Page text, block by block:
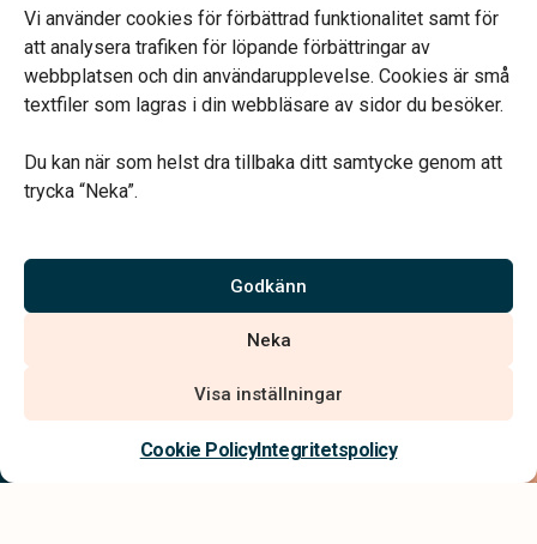
Vi använder cookies för förbättrad funktionalitet samt för
att analysera trafiken för löpande förbättringar av
webbplatsen och din användarupplevelse. Cookies är små
textfiler som lagras i din webbläsare av sidor du besöker.
Du kan när som helst dra tillbaka ditt samtycke genom att
trycka “Neka”.
Godkänn
Neka
Visa inställningar
Cookie PolicyIntegritetspolicy
Kontakta oss
Jourtelefon dygnet runt.
Vårt systerbolag Verahill hjälper dig med familjejuridiken –
Vi är auktoriserade av Sveriges Begravningsbyråers Förbund och
har högt ställda krav på utbildning, kvalitet, miljö och arbetsmiljö.